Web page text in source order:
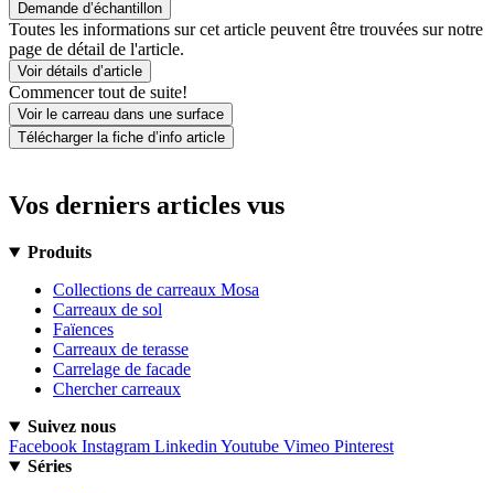
Demande d’échantillon
Toutes les informations sur cet article peuvent être trouvées sur notre
page de détail de l'article.
Voir détails d’article
Commencer tout de suite!
Voir le carreau dans une surface
Télécharger la fiche d’info article
Vos derniers articles vus
Produits
Collections de carreaux Mosa
Carreaux de sol
Faïences
Carreaux de terasse
Carrelage de facade
Chercher carreaux
Suivez nous
Facebook Instagram Linkedin Youtube Vimeo Pinterest
Séries